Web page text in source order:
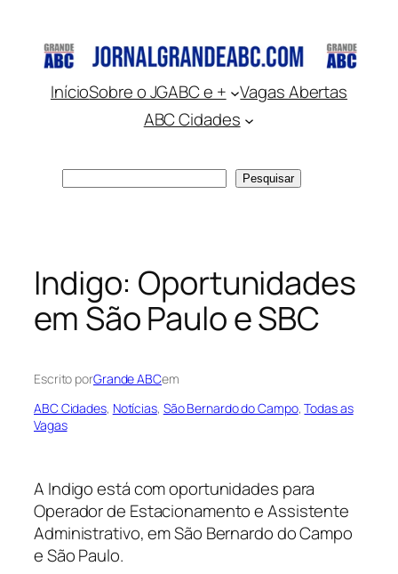
conteúdo
InícioSobre o JGABC e +
Vagas Abertas
ABC Cidades
Pesquisar
Indigo: Oportunidades
em São Paulo e SBC
Escrito porGrande ABCem
ABC Cidades, Notícias, São Bernardo do Campo, Todas as
Vagas
A Indigo está com oportunidades para
Operador de Estacionamento e Assistente
Administrativo, em São Bernardo do Campo
e São Paulo.